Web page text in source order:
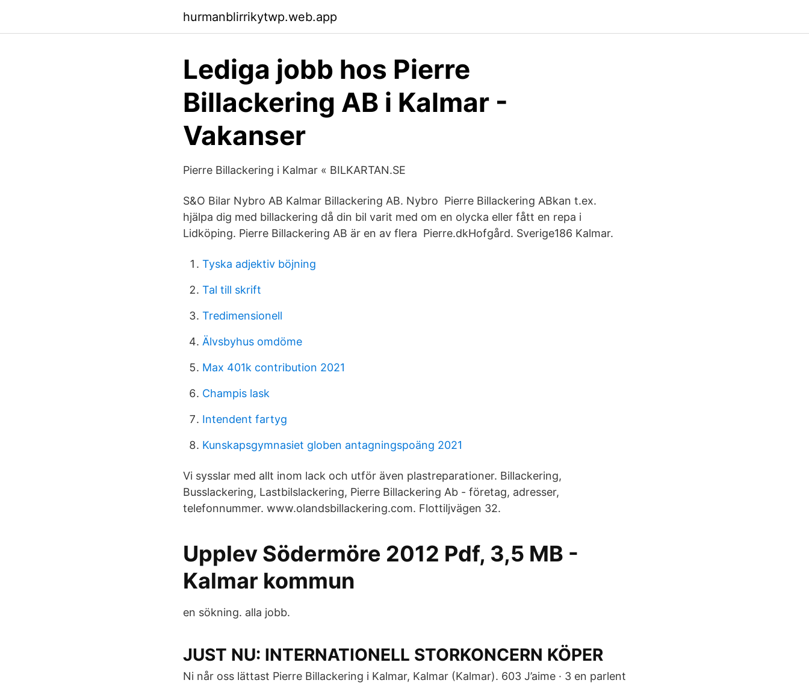
hurmanblirrikytwp.web.app
Lediga jobb hos Pierre
Billackering AB i Kalmar -
Vakanser
Pierre Billackering i Kalmar « BILKARTAN.SE
S&O Bilar Nybro AB Kalmar Billackering AB. Nybro Pierre Billackering ABkan t.ex.
hjälpa dig med billackering då din bil varit med om en olycka eller fått en repa i
Lidköping. Pierre Billackering AB är en av flera Pierre.dkHofgård. Sverige186 Kalmar.
Tyska adjektiv böjning
Tal till skrift
Tredimensionell
Älvsbyhus omdöme
Max 401k contribution 2021
Champis lask
Intendent fartyg
Kunskapsgymnasiet globen antagningspoäng 2021
Vi sysslar med allt inom lack och utför även plastreparationer. Billackering,
Busslackering, Lastbilslackering, Pierre Billackering Ab - företag, adresser,
telefonnummer. www.​olandsbillackering.com. Flottiljvägen 32.
Upplev Södermöre 2012 Pdf, 3,5 MB -
Kalmar kommun
en sökning. alla jobb.
JUST NU: INTERNATIONELL STORKONCERN KÖPER
Ni når oss lättast Pierre Billackering i Kalmar, Kalmar (Kalmar). 603 J’aime · 3 en parlent